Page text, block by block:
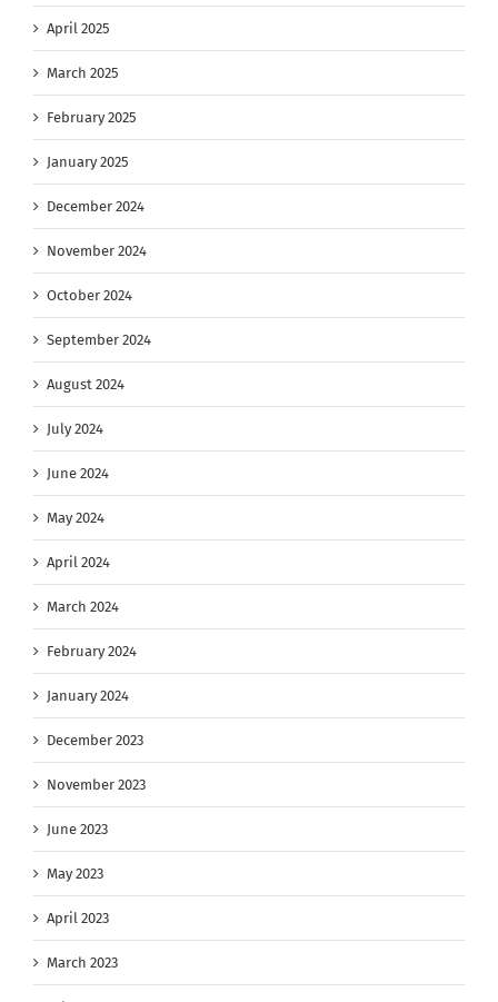
April 2025
March 2025
February 2025
January 2025
December 2024
November 2024
October 2024
September 2024
August 2024
July 2024
June 2024
May 2024
April 2024
March 2024
February 2024
January 2024
December 2023
November 2023
June 2023
May 2023
April 2023
March 2023